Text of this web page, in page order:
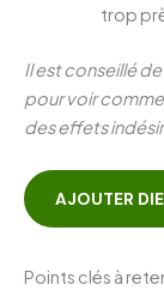
trop
Il est conseillé
pour voir
des effets
AJOUTER
Points clés à